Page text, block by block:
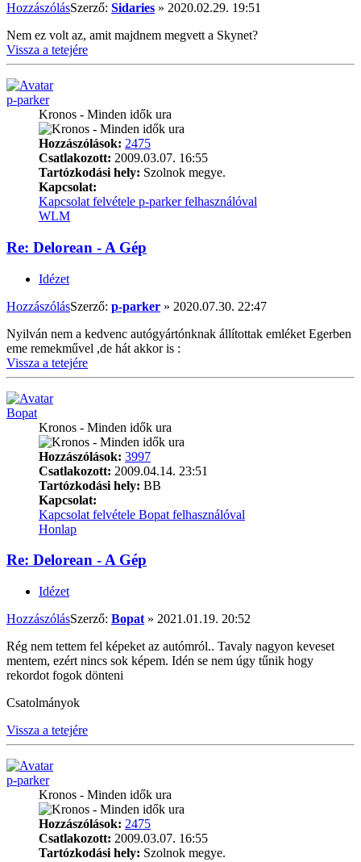
HozzászólásSzerző: Sidaries » 2020.02.29. 19:51
Nem ez volt az, amit majdnem megvett a Skynet?
Vissza a tetejére
p-parker
Kronos - Minden idők ura
Hozzászólások: 2475
Csatlakozott: 2009.03.07. 16:55
Tartózkodási hely: Szolnok megye.
Kapcsolat:
Kapcsolat felvétele p-parker felhasználóval
WLM
Re: Delorean - A Gép
Idézet
HozzászólásSzerző: p-parker » 2020.07.30. 22:47
Nyilván nem a kedvenc autógyártónknak állítottak emléket Egerben
eme remekművel ,de hát akkor is :
Vissza a tetejére
Bopat
Kronos - Minden idők ura
Hozzászólások: 3997
Csatlakozott: 2009.04.14. 23:51
Tartózkodási hely: BB
Kapcsolat:
Kapcsolat felvétele Bopat felhasználóval
Honlap
Re: Delorean - A Gép
Idézet
HozzászólásSzerző: Bopat » 2021.01.19. 20:52
Rég nem tettem fel képeket az autómról.. Tavaly nagyon keveset
mentem, ezért nincs sok képem. Idén se nem úgy tűnik hogy
rekordot fogok dönteni
Csatolmányok
Vissza a tetejére
p-parker
Kronos - Minden idők ura
Hozzászólások: 2475
Csatlakozott: 2009.03.07. 16:55
Tartózkodási hely: Szolnok megye.